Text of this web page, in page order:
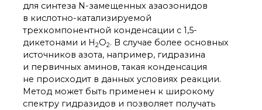
для синтеза N-замещенных азаозонидов
в кислотно-катализируемой
трехкомпонентной конденсации с 1,5-
дикетонами и H2O2. В случае более основных
источников азота, например, гидразина
и первичных аминов, такая конденсация
не происходит в данных условиях реакции.
Метод может быть применен к широкому
спектру гидразидов и позволяет получать